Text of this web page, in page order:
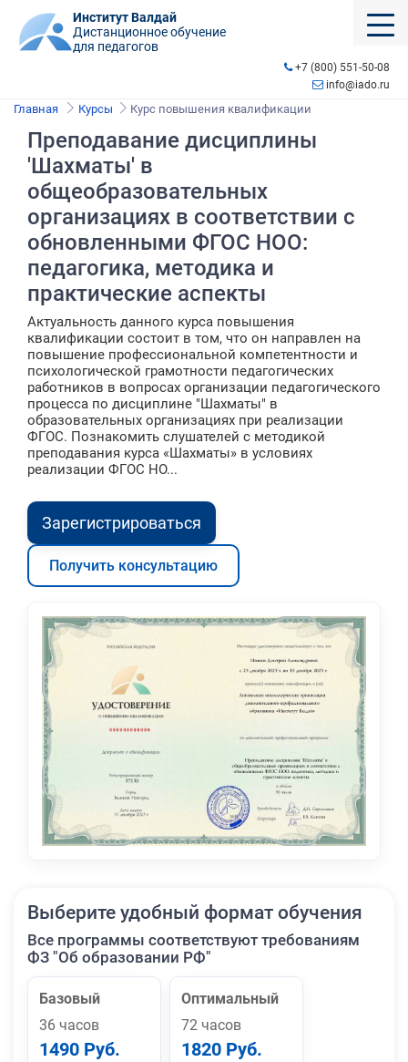
Институт Валдай
Дистанционное обучение
для педагогов
+7 (800) 551-50-08
info@iado.ru
Главная Курсы Курс повышения квалификации
Преподавание дисциплины
'Шахматы' в
общеобразовательных
организациях в соответствии с
обновленными ФГОС НОО:
педагогика, методика и
практические аспекты
Актуальность данного курса повышения
квалификации состоит в том, что он направлен на
повышение профессиональной компетентности и
психологической грамотности педагогических
работников в вопросах организации педагогического
процесса по дисциплине "Шахматы" в
образовательных организациях при реализации
ФГОС. Познакомить слушателей с методикой
преподавания курса «Шахматы» в условиях
реализации ФГОС НО...
Зарегистрироваться
Получить консультацию
Выберите удобный формат обучения
Все программы соответствуют требованиям
ФЗ "Об образовании РФ"
Базовый
36 часов
1490 Руб.
Оптимальный
72 часов
1820 Руб.